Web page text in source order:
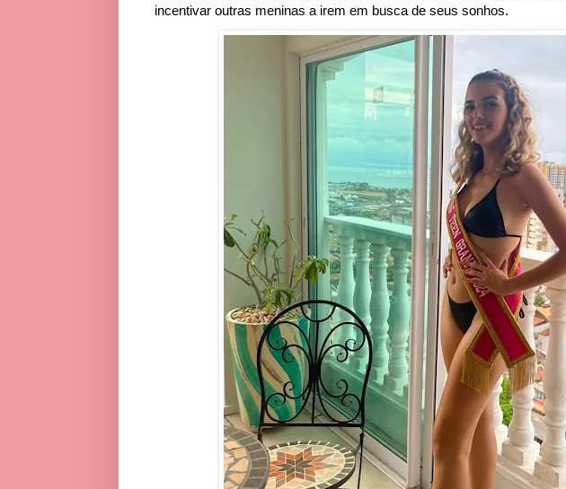
incentivar outras meninas a irem em busca de seus sonhos.